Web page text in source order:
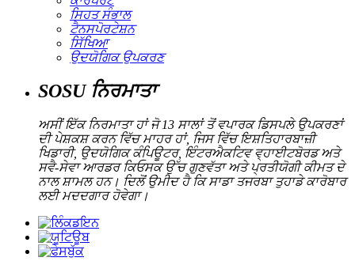
ਸਿਹਤ ਸੰਭਾਲ
ਟੈਨਸਪੋਰਟੇਸ਼ਨ
ਸਿੱਖਿਆ
ਉਦਯੋਗਿਕ ਉਪਕਰਣ
SOSU ਨਿਰਮਾਤਾ
ਅਸੀਂ ਇੱਕ ਨਿਰਮਾਤਾ ਹਾਂ ਜੋ 13 ਸਾਲਾਂ ਤੋਂ ਵਪਾਰਕ ਡਿਸਪਲੇ ਉਪਕਰਣਾਂ
ਦੀ ਪੇਸ਼ਕਸ਼ ਕਰਨ ਵਿੱਚ ਮਾਹਰ ਹਾਂ, ਜਿਸ ਵਿੱਚ ਇਸ਼ਤਿਹਾਰਬਾਜ਼ੀ
ਖਿਡਾਰੀ, ਉਦਯੋਗਿਕ ਕੰਪਿਊਟਰ, ਇੰਟਰਐਕਟਿਵ ਵ੍ਹਾਈਟਬੋਰਡ ਅਤੇ
ਸਵੈ-ਸੇਵਾ ਆਰਡਰ ਕਿਓਸਕ ਉੱਚ ਗੁਣਵੱਤਾ ਅਤੇ ਪ੍ਰਤੀਯੋਗੀ ਕੀਮਤ ਦੇ
ਨਾਲ ਸ਼ਾਮਲ ਹਨ। ਦਿਲੋਂ ਉਮੀਦ ਹੈ ਕਿ ਸਾਡਾ ਤਜਰਬਾ ਤੁਹਾਡੇ ਕਾਰੋਬਾਰ
ਲਈ ਮਦਦਗਾਰ ਹੋਵੇਗਾ।